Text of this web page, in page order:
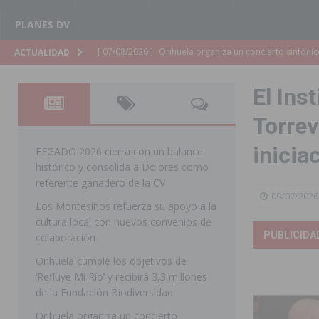
PLANES DV
ACTUALIDAD [ 07/08/2026 ] El Ayuntamiento de Almoradí mejora
[ 07/08/2026 ]
Educación destina 1,2 millones
[ 07/08/2026 ] La Policía Nacional desarticula un
clonación de llaves electrónicas
ORIHUELA
[ 07/08/2026 ] Torrevieja impulsa el empleo con la
[ 07/08/2026 ] Raiguero de Bonanza alerta del
[ 07/08/2026 ]
[ 07/08/2026 ] Benferri ya se prepara para dar
El
09/07/2026
FEGADO 2026 cierra con un balance
histórico y consolida a Dolores como
referente ganadero de la CV
Los Montesinos refuerza su apoyo a la
cultura local con nuevos convenios de
colaboración
Orihuela cumple los objetivos de
‘Refluye Mi Río’ y recibirá 3,3 millones
de la Fundación Biodiversidad
Orihuela organiza un concierto